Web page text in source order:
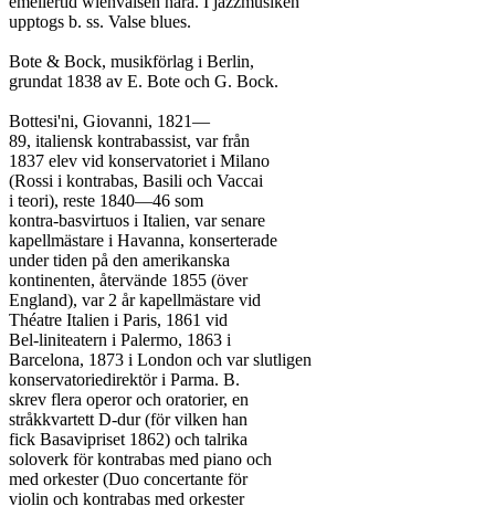
upptogs b. ss. Valse blues.
Bote & Bock, musikförlag i Berlin,
grundat 1838 av E. Bote och G. Bock.
Bottesi'ni, Giovanni, 1821—
89, italiensk kontrabassist, var från
1837 elev vid konservatoriet i Milano
(Rossi i kontrabas, Basili och Vaccai
i teori), reste 1840—46 som
kontra-basvirtuos i Italien, var senare
kapellmästare i Havanna, konserterade
under tiden på den amerikanska
kontinenten, återvände 1855 (över
England), var 2 år kapellmästare vid
Théatre Italien i Paris, 1861 vid
Bel-liniteatern i Palermo, 1863 i
Barcelona, 1873 i London och var slutligen
konservatoriedirektör i Parma. B.
skrev flera operor och oratorier, en
stråkkvartett D-dur (för vilken han
fick Basavipriset 1862) och talrika
soloverk för kontrabas med piano och
med orkester (Duo concertante för